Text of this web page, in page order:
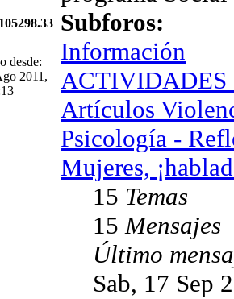
105298.33
desde:
2011,
Subforos:
Información
ACTIVIDADES
Artículos
Psicología -
Mujeres,
15 Temas
15Mensajes
Último
Sab, 17 Sep